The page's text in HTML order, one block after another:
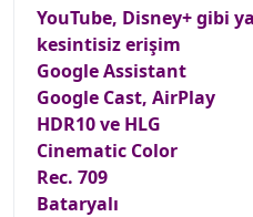
YouTube, Disney+ gibi
kesintisiz erişim
Google Assistant
Google Cast, AirPlay
HDR10 ve HLG
Cinematic Color
Rec. 709
Bataryalı